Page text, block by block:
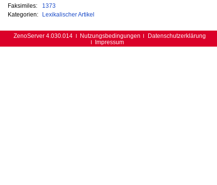
Faksimiles:
1373
Kategorien:
Lexikalischer Artikel
ZenoServer 4.030.014 Nutzungsbedingungen
Datenschutzerklärung
Impressum